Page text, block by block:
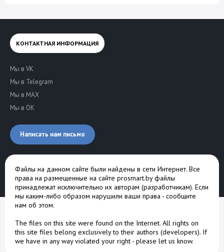
КОНТАКТНАЯ ИНФОРМАЦИЯ
Мы в VK
Мы в Telegram
Мы в MAX
Мы в OK
Написать нам письмо
Файлы на данном сайте были найдены в сети Интернет. Все
права на размещенные на сайте prosmart.by файлы
принадлежат исключительно их авторам (разработчикам). Если
мы каким-либо образом нарушили ваши права - сообщите
нам об этом.
The files on this site were found on the Internet. All rights on
this site files belong exclusively to their authors (developers). If
we have in any way violated your right - please let us know.